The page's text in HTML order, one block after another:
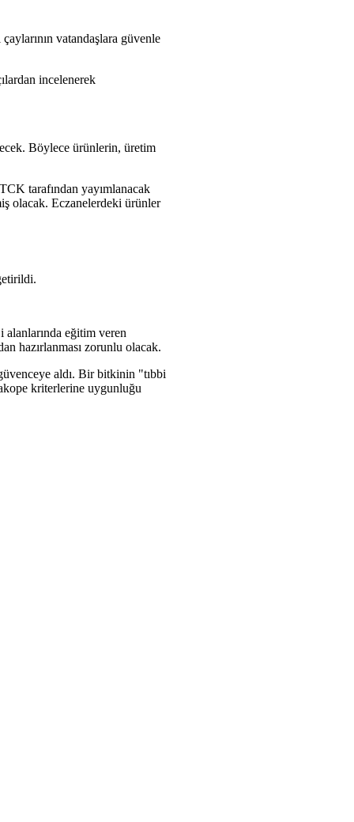
vatandaşlara güvenle
incelenerek
Böylece ürünlerin, üretim
tarafından yayımlanacak
olacak. Eczanelerdeki ürünler
eğitim veren
hazırlanması zorunlu olacak.
aldı. Bir bitkinin "tıbbi
kriterlerine uygunluğu